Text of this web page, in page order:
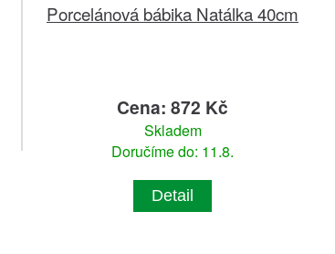
Porcelánová bábika Natálka 40cm
Cena: 872 Kč
Skladem
Doručíme do: 11.8.
Detail